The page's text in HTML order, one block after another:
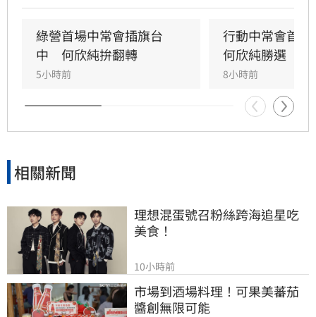
綠營首場中常會插旗台
中　何欣純拚翻轉
5小時前
行動中常會首選
何欣純勝選
8小時前
相關新聞
理想混蛋號召粉絲跨海追星吃
美食！
10小時前
市場到酒場料理！可果美蕃茄
醬創無限可能